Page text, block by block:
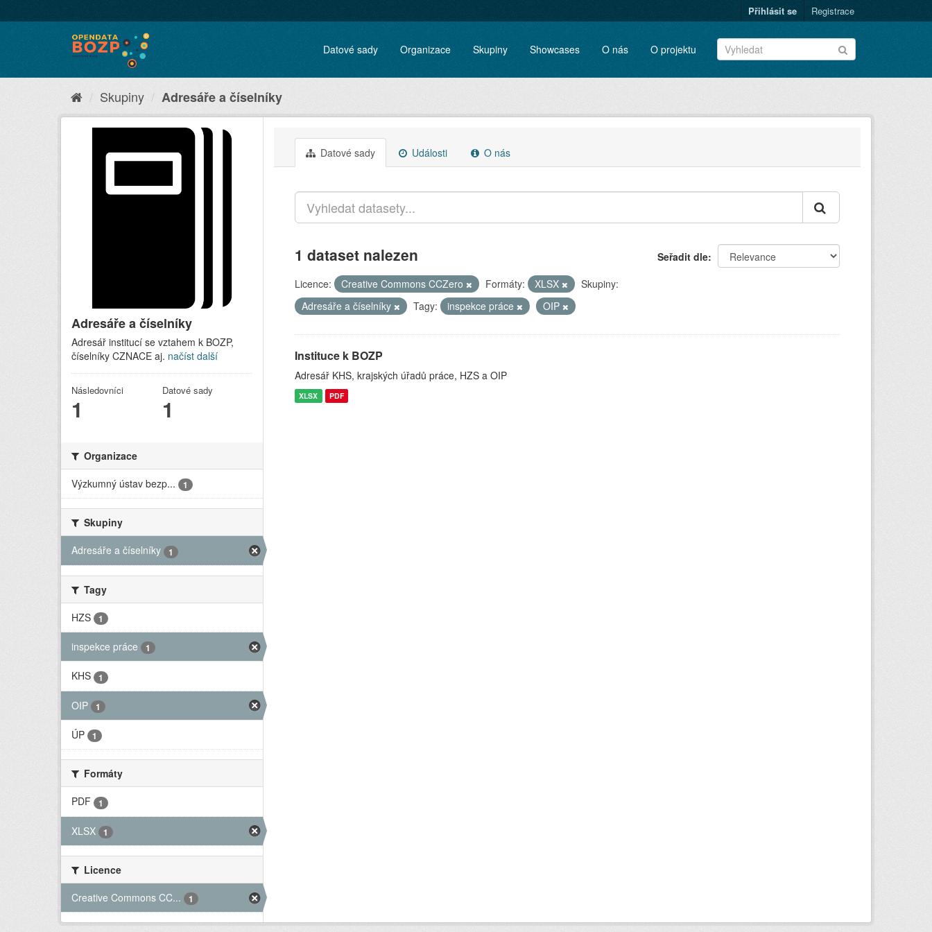
Přihlásit se Registrace
Datové sady Organizace Skupiny Showcases O nás O projektu
Skupiny Adresáře a číselníky
Adresáře a číselníky
Adresář institucí se vztahem k BOZP,
číselníky CZNACE aj. načíst další
Následovníci
1
Datové sady
1
Organizace
Výzkumný ústav bezp...
1
Skupiny
Adresáře a číselníky
1
Tagy
HZS
1
inspekce práce 1
KHS 1
OIP 1
ÚP 1
Formáty
PDF
1
XLSX 1
Licence
Creative Commons CC...
1
Datové sady Události O nás
Seřadit dle
1 dataset nalezen
Licence: Creative Commons CCZero Formáty: XLSX
Skupiny:
Adresáře a číselníky
Tagy: inspekce práce OIP
Instituce k BOZP
Adresář KHS, krajských úřadů práce, HZS a OIP
XLSX PDF